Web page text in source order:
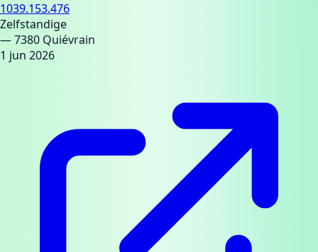
1039.153.476
Zelfstandige
— 7380 Quiévrain
1 jun 2026